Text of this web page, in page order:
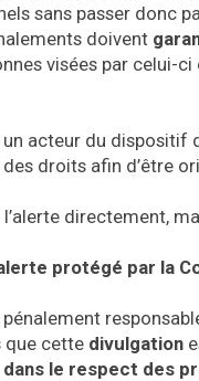
sans passer donc
doivent
visées par celui-
acteur du dispositif
droits afin d’être
directement,
protégé par la
que cette divulgation
le respect des